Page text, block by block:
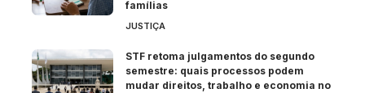
famílias
JUSTIÇA
STF retoma julgamentos do segundo
semestre: quais processos podem
mudar direitos, trabalho e economia no